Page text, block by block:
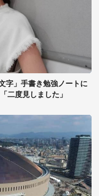
字」手書き勉強ノートに
二度見しました」